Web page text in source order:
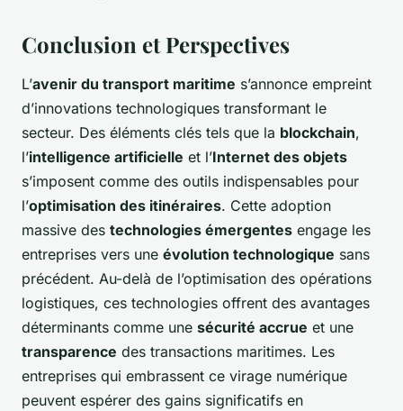
Conclusion et Perspectives
L’avenir du transport maritime s’annonce empreint
d’innovations technologiques transformant le
secteur. Des éléments clés tels que la blockchain,
l’intelligence artificielle et l’Internet des objets
s’imposent comme des outils indispensables pour
l’optimisation des itinéraires. Cette adoption
massive des technologies émergentes engage les
entreprises vers une évolution technologique sans
précédent. Au-delà de l’optimisation des opérations
logistiques, ces technologies offrent des avantages
déterminants comme une sécurité accrue et une
transparence des transactions maritimes. Les
entreprises qui embrassent ce virage numérique
peuvent espérer des gains significatifs en